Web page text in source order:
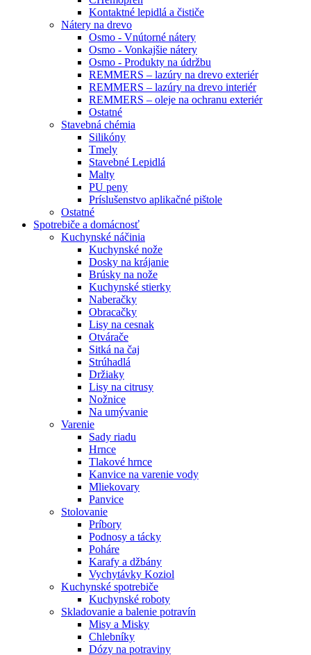
Kontaktné lepidlá a čističe
Nátery na drevo
Osmo - Vnútorné nátery
Osmo - Vonkajšie nátery
Osmo - Produkty na údržbu
REMMERS – lazúry na drevo exteriér
REMMERS – lazúry na drevo interiér
REMMERS – oleje na ochranu exteriér
Ostatné
Stavebná chémia
Silikóny
Tmely
Stavebné Lepidlá
Malty
PU peny
Príslušenstvo aplikačné pištole
Ostatné
Spotrebiče a domácnosť
Kuchynské náčinia
Kuchynské nože
Dosky na krájanie
Brúsky na nože
Kuchynské stierky
Naberačky
Obracačky
Lisy na cesnak
Otvárače
Sitká na čaj
Strúhadlá
Držiaky
Lisy na citrusy
Nožnice
Na umývanie
Varenie
Sady riadu
Hrnce
Tlakové hrnce
Kanvice na varenie vody
Mliekovary
Panvice
Stolovanie
Príbory
Podnosy a tácky
Poháre
Karafy a džbány
Vychytávky Koziol
Kuchynské spotrebiče
Kuchynské roboty
Skladovanie a balenie potravín
Misy a Misky
Chlebníky
Dózy na potraviny